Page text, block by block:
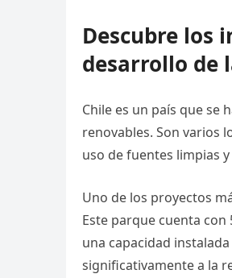
Descubre los
desarrollo de
Chile es un país que se
renovables. Son varios
uso de fuentes limpias
Uno de los proyectos
Este parque cuenta
una capacidad
significativamente a la